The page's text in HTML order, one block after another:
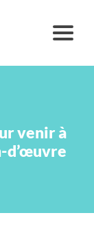
venir à
d’œuvre